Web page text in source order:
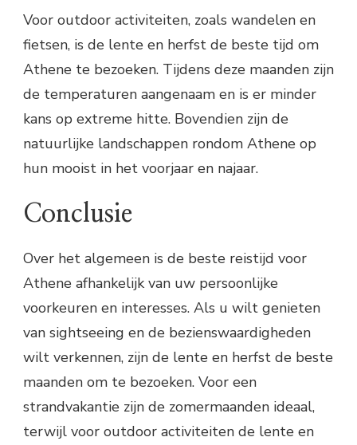
Voor outdoor activiteiten, zoals wandelen en
fietsen, is de lente en herfst de beste tijd om
Athene te bezoeken. Tijdens deze maanden zijn
de temperaturen aangenaam en is er minder
kans op extreme hitte. Bovendien zijn de
natuurlijke landschappen rondom Athene op
hun mooist in het voorjaar en najaar.
Conclusie
Over het algemeen is de beste reistijd voor
Athene afhankelijk van uw persoonlijke
voorkeuren en interesses. Als u wilt genieten
van sightseeing en de bezienswaardigheden
wilt verkennen, zijn de lente en herfst de beste
maanden om te bezoeken. Voor een
strandvakantie zijn de zomermaanden ideaal,
terwijl voor outdoor activiteiten de lente en